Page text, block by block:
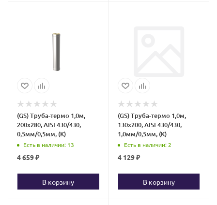
(GS) Труба-термо 1,0м,
200х280, AISI 430/430,
0,5мм/0,5мм, (К)
Есть в наличии: 13
4 659₽
В корзину
(GS) Труба-термо 1,0м,
130х200, AISI 430/430,
1,0мм/0,5мм, (К)
Есть в наличии: 2
4 129₽
В корзину